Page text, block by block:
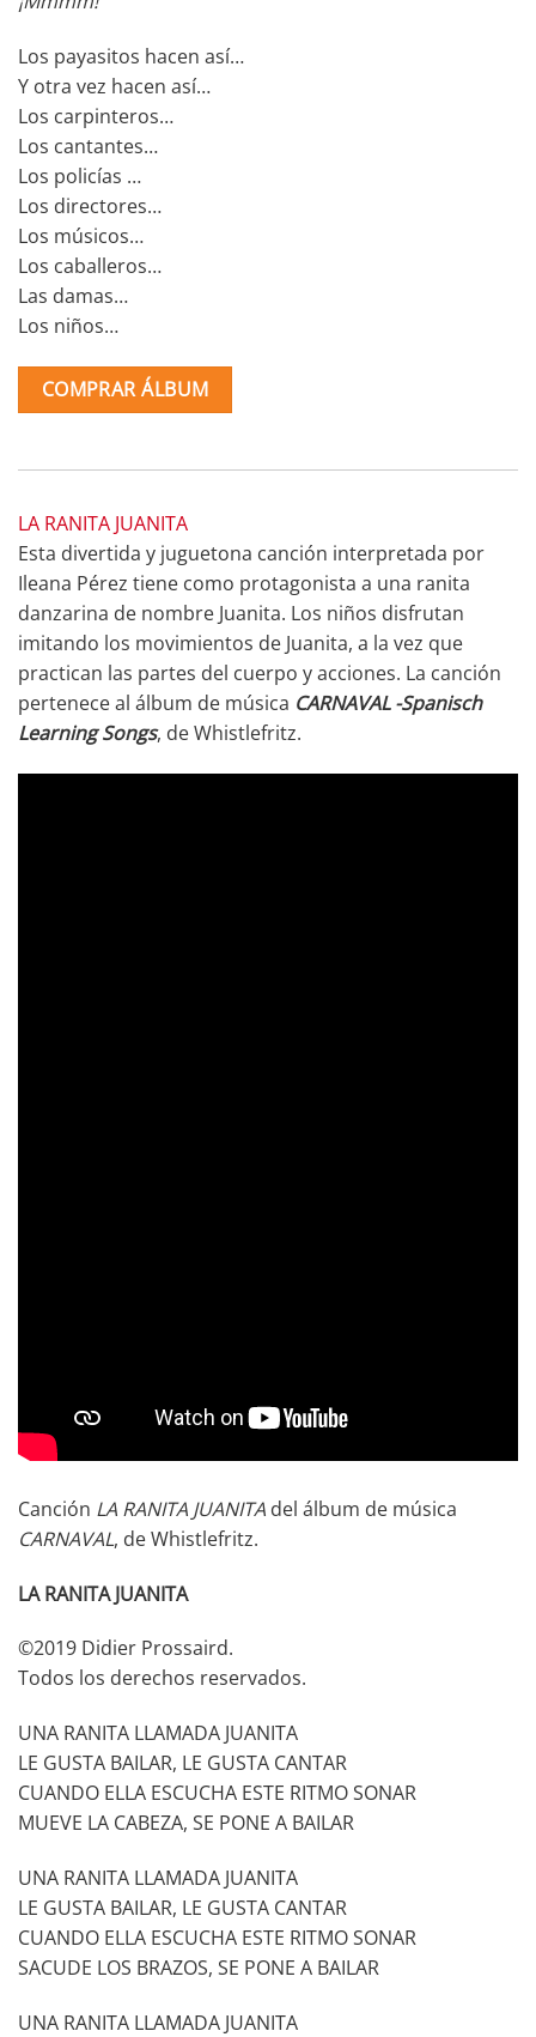
Los payasitos hacen así…
Y otra vez hacen así…
Los carpinteros…
Los cantantes…
Los policías …
Los directores…
Los músicos…
Los caballeros…
Las damas…
Los niños…
COMPRAR ÁLBUM
LA RANITA JUANITA
Esta divertida y juguetona canción interpretada por
Ileana Pérez tiene como protagonista a una ranita
danzarina de nombre Juanita. Los niños disfrutan
imitando los movimientos de Juanita, a la vez que
practican las partes del cuerpo y acciones. La canción
pertenece al álbum de música CARNAVAL -Spanisch
Learning Songs, de Whistlefritz.
Canción LA RANITA JUANITA del álbum de música
CARNAVAL, de Whistlefritz.
LA RANITA JUANITA
©2019 Didier Prossaird.
Todos los derechos reservados.
UNA RANITA LLAMADA JUANITA
LE GUSTA BAILAR, LE GUSTA CANTAR
CUANDO ELLA ESCUCHA ESTE RITMO SONAR
MUEVE LA CABEZA, SE PONE A BAILAR
UNA RANITA LLAMADA JUANITA
LE GUSTA BAILAR, LE GUSTA CANTAR
CUANDO ELLA ESCUCHA ESTE RITMO SONAR
SACUDE LOS BRAZOS, SE PONE A BAILAR
UNA RANITA LLAMADA JUANITA